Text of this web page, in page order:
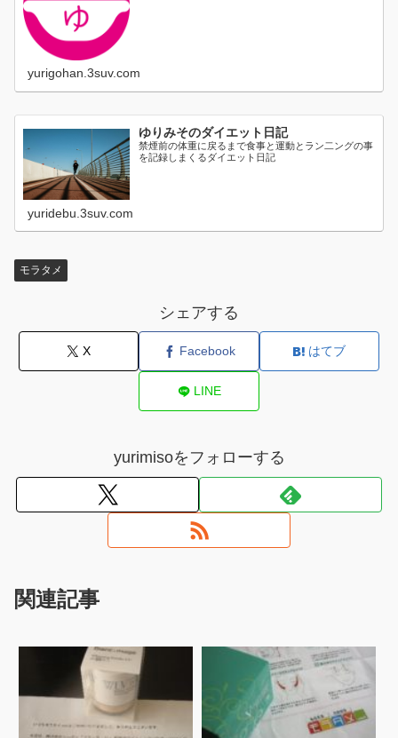
yurigohan.3suv.com
ゆりみそのダイエット日記
禁煙前の体重に戻るまで食事と運動とラン二ングの事
を記録しまくるダイエット日記
yuridebu.3suv.com
モラタメ
シェアする
X Facebook はてブ
LINE
yurimisoをフォローする
関連記事